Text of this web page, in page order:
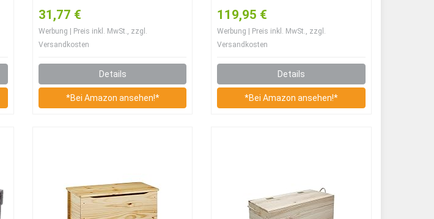
Sitztruhe Sitzbank
Aufbewahrungstruhe mit
großer Kapazität weiß , Holz,
LHS11WT
31,77 €
Werbung | Preis inkl. MwSt., zzgl.
Versandkosten
Details
*Bei Amazon ansehen!*
Holzbank Truhe im
Landhausstil mit
Klemmschutz, Kiefer massiv,
119,95 €
Werbung | Preis inkl. MwSt., zzgl.
Versandkosten
Details
*Bei Amazon ansehen!*